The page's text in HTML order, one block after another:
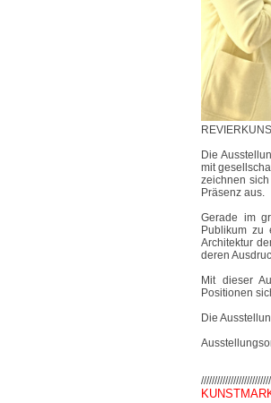
Die
mit
zeichnen
Präsenz aus.
Gerade im
Publikum zu
Architektur
deren
Mit dieser
Positionen
Die